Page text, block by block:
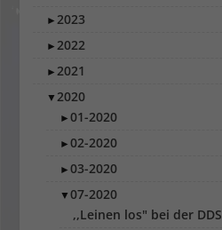
►2023
►2022
►2021
▼2020
►01-2020
►02-2020
►03-2020
▼07-2020
,,Leinen los" bei der